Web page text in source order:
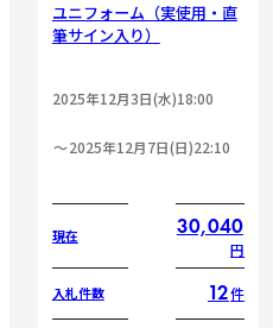
ユニフォーム（実使用・直
筆サイン入り）
2025年12月3日(水)18:00
2025年12月7日(日)22:10
現在 30,040
円
入札件数 12件